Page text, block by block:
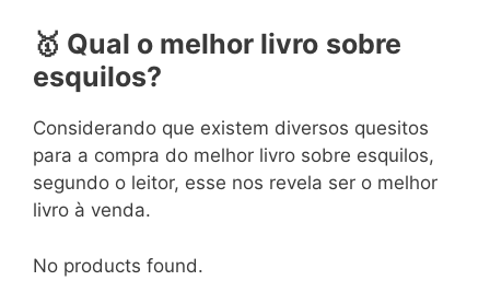
🥇 Qual o melhor livro sobre
esquilos?
Considerando que existem diversos quesitos
para a compra do melhor livro sobre esquilos,
segundo o leitor, esse nos revela ser o melhor
livro à venda.
No products found.